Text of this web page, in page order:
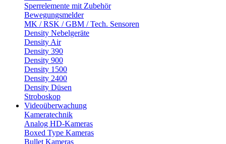
Sperrelemente mit Zubehör
Bewegungsmelder
MK / RSK / GBM / Tech. Sensoren
Density Nebelgeräte
Density Air
Density 390
Density 900
Density 1500
Density 2400
Density Düsen
Stroboskop
Videoüberwachung
Kameratechnik
Analog HD-Kameras
Boxed Type Kameras
Bullet Kameras